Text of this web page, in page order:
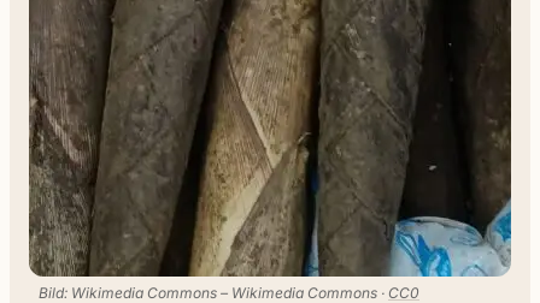
Bild: Wikimedia Commons – Wikimedia Commons · CC0